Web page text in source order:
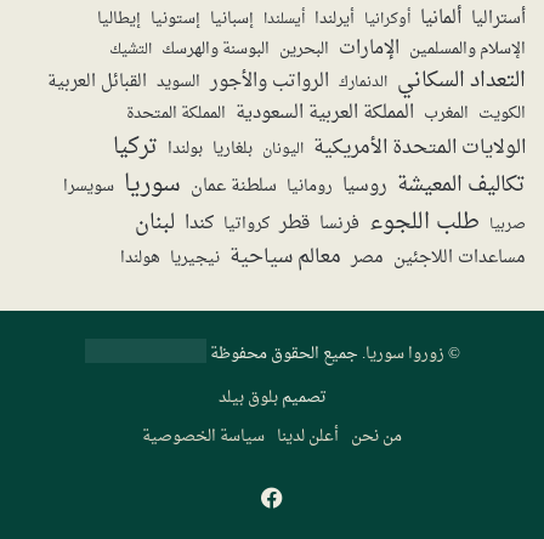
أستراليا ألمانيا أوكرانيا أيرلندا أيسلندا إسبانيا إستونيا إيطاليا
الإسلام والمسلمين الإمارات البحرين البوسنة والهرسك التشيك
التعداد السكاني الدنمارك الرواتب والأجور السويد القبائل العربية
الكويت المغرب المملكة العربية السعودية المملكة المتحدة
الولايات المتحدة الأمريكية اليونان بلغاريا بولندا تركيا
تكاليف المعيشة روسيا رومانيا سلطنة عمان سوريا سويسرا
صربيا طلب اللجوء فرنسا قطر كرواتيا كندا لبنان
مساعدات اللاجئين مصر معالم سياحية نيجيريا هولندا
©زوروا سوريا. جميع الحقوق محفوظة
تصميمبلوق بيلد
من نحن أعلن لدينا سياسة الخصوصية
فيسبوك